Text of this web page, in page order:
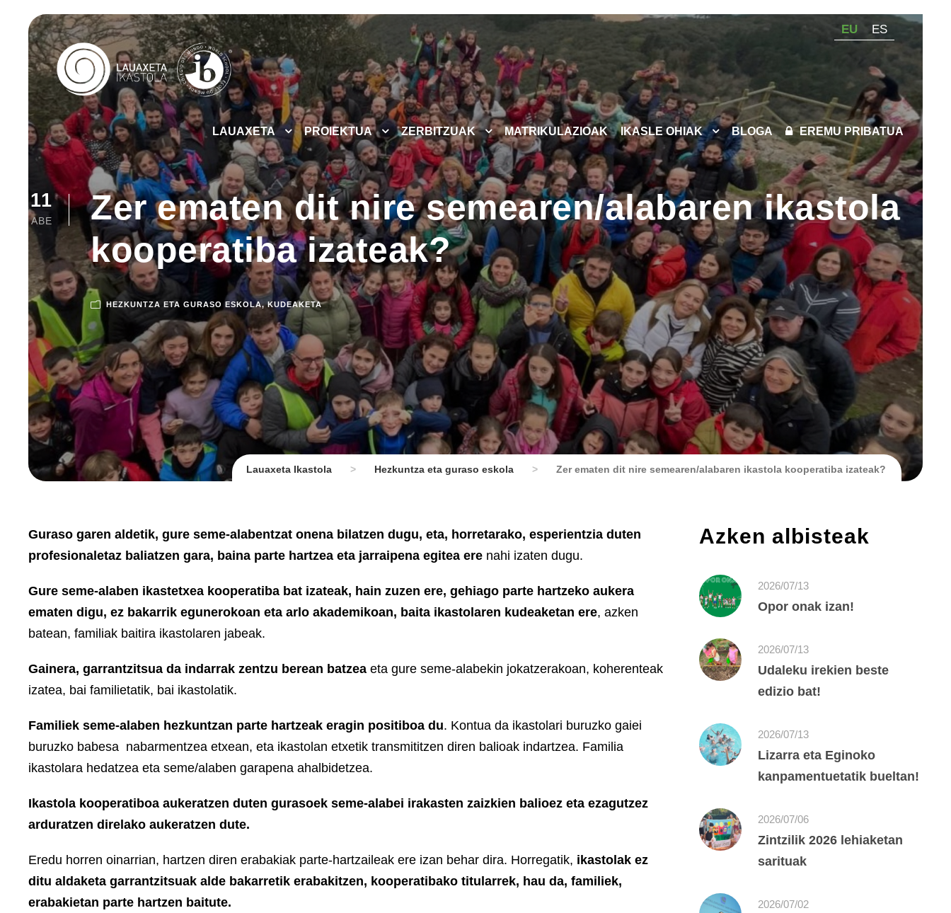
EU ES
LAUAXETA PROIEKTUA ZERBITZUAK MATRIKULAZIOAK IKASLE OHIAK BLOGA EREMU PRIBATUA
11
ABE
Zer ematen dit nire semearen/alabaren ikastola
kooperatiba izateak?
HEZKUNTZA ETA GURASO ESKOLA, KUDEAKETA
Lauaxeta Ikastola > Hezkuntza eta guraso eskola > Zer ematen dit nire semearen/alabaren ikastola kooperatiba izateak?
Guraso garen aldetik, gure seme-alabentzat onena bilatzen dugu, eta, horretarako, esperientzia duten
profesionaletaz baliatzen gara, baina parte hartzea eta jarraipena egitea ere nahi izaten dugu.
Gure seme-alaben ikastetxea kooperatiba bat izateak, hain zuzen ere, gehiago parte hartzeko aukera
ematen digu, ez bakarrik egunerokoan eta arlo akademikoan, baita ikastolaren kudeaketan ere, azken
batean, familiak baitira ikastolaren jabeak.
Gainera, garrantzitsua da indarrak zentzu berean batzea eta gure seme-alabekin jokatzerakoan, koherenteak
izatea, bai familietatik, bai ikastolatik.
Familiek seme-alaben hezkuntzan parte hartzeak eragin positiboa du. Kontua da ikastolari buruzko gaiei
buruzko babesa nabarmentzea etxean, eta ikastolan etxetik transmititzen diren balioak indartzea. Familia
ikastolara hedatzea eta seme/alaben garapena ahalbidetzea.
Ikastola kooperatiboa aukeratzen duten gurasoek seme-alabei irakasten zaizkien balioez eta ezagutzez
arduratzen direlako aukeratzen dute.
Eredu horren oinarrian, hartzen diren erabakiak parte-hartzaileak ere izan behar dira. Horregatik, ikastolak ez
ditu aldaketa garrantzitsuak alde bakarretik erabakitzen, kooperatibako titularrek, hau da, familiek,
erabakietan parte hartzen baitute.
Azken albisteak
2026/07/13
Opor onak izan!
2026/07/13
Udaleku irekien beste
edizio bat!
2026/07/13
Lizarra eta Eginoko
kanpamentuetatik bueltan!
2026/07/06
Zintzilik 2026 lehiaketan
sarituak
2026/07/02